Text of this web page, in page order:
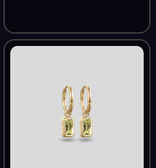
August